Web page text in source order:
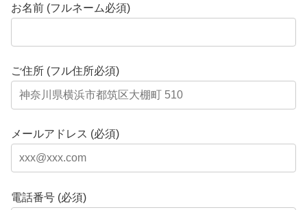
お名前 (フルネーム必須)
ご住所 (フル住所必須)
メールアドレス (必須)
電話番号 (必須)